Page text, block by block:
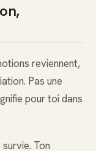
reviennent,
Pas une
pour toi dans
Ton